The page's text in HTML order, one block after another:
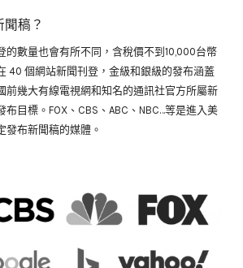
稿？
的數量也會有所不同，含稅價不到10,000台幣
40 個網站新聞刊登，金級和銀級的發布涵蓋
前幾大有線電視網和知名的通訊社官方所屬新
布目標。FOX、CBS、ABC、NBC…等是進入美
發布新聞稿的媒體。